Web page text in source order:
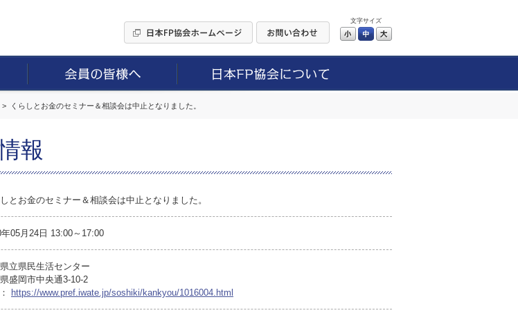
文字サイズ
小 中
くらしとお金のセミナー＆相談会は中止となりました。
報
とお金のセミナー＆相談会は中止となりました。
05月24日 13:00～17:00
立県民生活センター
盛岡市中央通3-10-2
https://www.pref.iwate.jp/soshiki/kankyou/1016004.html